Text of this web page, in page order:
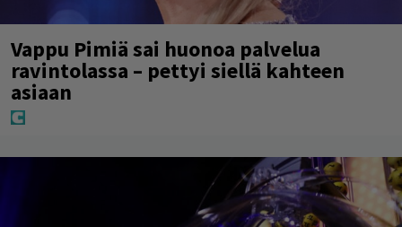
Vappu Pimiä sai huonoa palvelua
ravintolassa – pettyi siellä kahteen
asiaan